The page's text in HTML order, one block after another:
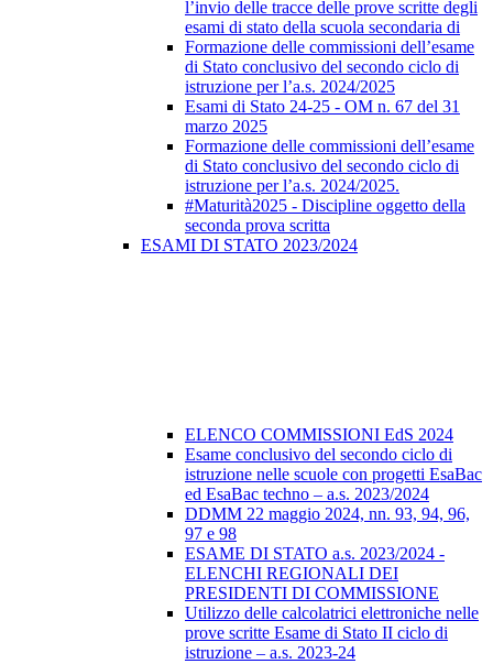
l’invio delle tracce delle prove scritte degli
esami di stato della scuola secondaria di
Formazione delle commissioni dell’esame
di Stato conclusivo del secondo ciclo di
istruzione per l’a.s. 2024/2025
Esami di Stato 24-25 - OM n. 67 del 31
marzo 2025
Formazione delle commissioni dell’esame
di Stato conclusivo del secondo ciclo di
istruzione per l’a.s. 2024/2025.
#Maturità2025 - Discipline oggetto della
seconda prova scritta
ESAMI DI STATO 2023/2024
ELENCO COMMISSIONI EdS 2024
Esame conclusivo del secondo ciclo di
istruzione nelle scuole con progetti EsaBac
ed EsaBac techno – a.s. 2023/2024
DDMM 22 maggio 2024, nn. 93, 94, 96,
97 e 98
ESAME DI STATO a.s. 2023/2024 -
ELENCHI REGIONALI DEI
PRESIDENTI DI COMMISSIONE
Utilizzo delle calcolatrici elettroniche nelle
prove scritte Esame di Stato II ciclo di
istruzione – a.s. 2023-24